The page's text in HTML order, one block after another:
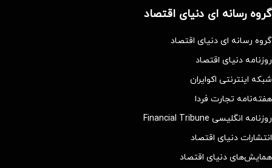
گروه رسانه ای دنیای اقتصاد
گروه رسانه ای دنیای اقتصاد
روزنامه دنیای اقتصاد
شبکه اینترنتی اکوایران
هفته‌نامه تجارت فردا
روزنامه انگلیسی Financial Tribune
انتشارات دنیای اقتصاد
همایش‌های دنیای اقتصاد